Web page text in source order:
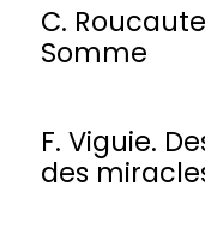
C.
Somme
F. Viguie.
des